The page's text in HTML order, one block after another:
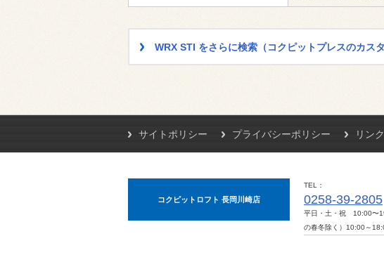
WRX STI をさらに検索（コクピットプレスのカス
サイトポリシー プライバシーポリシー リンク
コクピットロフト 長岡川崎店
TEL
0258-39-2805
平日・土・祝 10:00
の春冬除く）10:00～